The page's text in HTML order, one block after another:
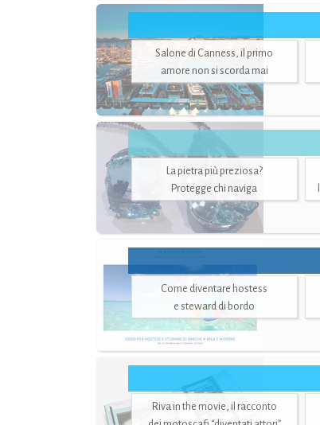
Salone di Canness, il primo
amore non si scorda mai
La pietra più preziosa?
Protegge chi naviga
Come diventare hostess
e steward di bordo
Riva in the movie, il racconto